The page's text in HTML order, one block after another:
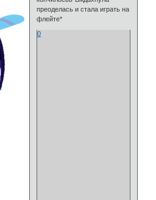
преоделась и стала играть на
флейте*
0